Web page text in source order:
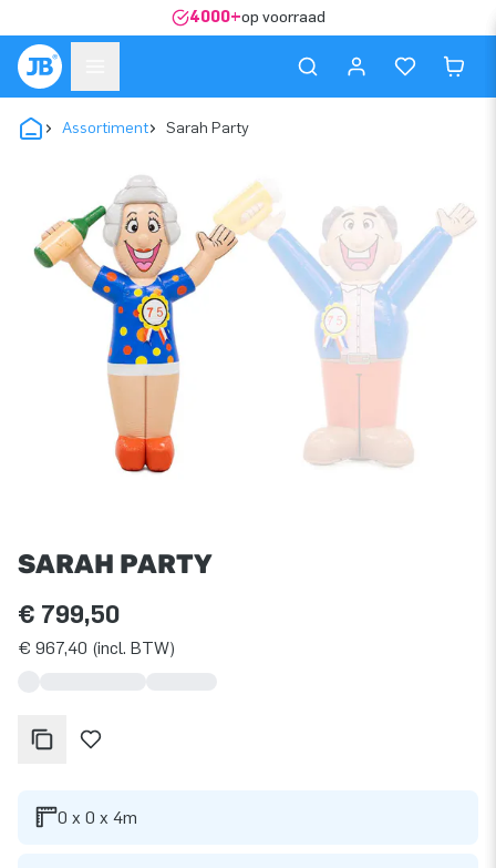
4000+op voorraad
Assortiment Sarah Party
SARAH PARTY
€ 799,50
€ 967,40 (incl. BTW)
0 x 0 x 4m